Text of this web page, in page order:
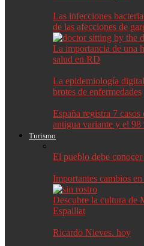
Las infecciones
de las afecciones de
La importancia de una
salud en RD
La epidemiología
brotes de enfermedades
España registra 7
antigua variante y el 98
Turismo
El pueblo debe
Importantes cambios
Descubre la cultura de
Espaillat
Ricardo Nieves. hoy